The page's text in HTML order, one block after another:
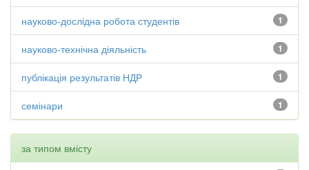
1
науково-дослідна робота студентів
1
науково-технічна діяльність
1
публікація результатів НДР
1
семінари
за типом вмісту